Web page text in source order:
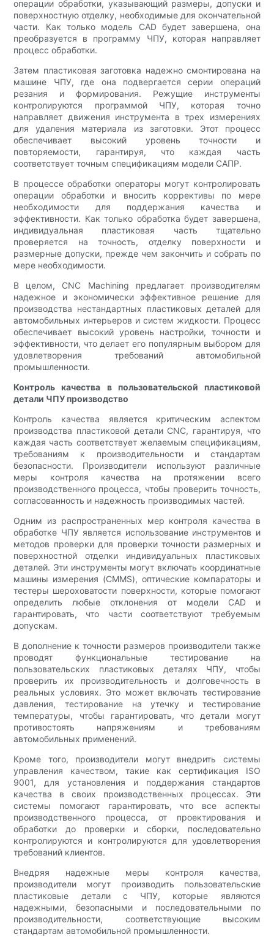
операции обработки, указывающий размеры, допуски и
поверхностную отделку, необходимые для окончательной
части. Как только модель CAD будет завершена, она
преобразуется в программу ЧПУ, которая направляет
процесс обработки.
Затем пластиковая заготовка надежно смонтирована на
машине ЧПУ, где она подвергается серии операций
резания и формирования. Режущие инструменты
контролируются программой ЧПУ, которая точно
направляет движения инструмента в трех измерениях
для удаления материала из заготовки. Этот процесс
обеспечивает высокий уровень точности и
повторяемости, гарантируя, что каждая часть
соответствует точным спецификациям модели САПР.
В процессе обработки операторы могут контролировать
операции обработки и вносить коррективы по мере
необходимости для поддержания качества и
эффективности. Как только обработка будет завершена,
индивидуальная пластиковая часть тщательно
проверяется на точность, отделку поверхности и
размерные допуски, прежде чем закончить и собрать по
мере необходимости.
В целом, CNC Machining предлагает производителям
надежное и экономически эффективное решение для
производства нестандартных пластиковых деталей для
автомобильных интерьеров и систем жидкости. Процесс
обеспечивает высокий уровень настройки, точности и
эффективности, что делает его популярным выбором для
удовлетворения требований автомобильной
промышленности.
Контроль качества в пользовательской пластиковой
детали ЧПУ производство
Контроль качества является критическим аспектом
производства пластиковой детали CNC, гарантируя, что
каждая часть соответствует желаемым спецификациям,
требованиям к производительности и стандартам
безопасности. Производители используют различные
меры контроля качества на протяжении всего
производственного процесса, чтобы проверить точность,
согласованность и надежность производимых частей.
Одним из распространенных мер контроля качества в
обработке ЧПУ является использование инструментов и
методов проверки для проверки точности размерных и
поверхностной отделки индивидуальных пластиковых
деталей. Эти инструменты могут включать координатные
машины измерения (CMMS), оптические компараторы и
тестеры шероховатости поверхности, которые помогают
определить любые отклонения от модели CAD и
гарантировать, что части соответствуют требуемым
допускам.
В дополнение к точности размеров производители также
проводят функциональные тестирование на
пользовательских пластиковых деталях ЧПУ, чтобы
проверить их производительность и долговечность в
реальных условиях. Это может включать тестирование
давления, тестирование на утечку и тестирование
температуры, чтобы гарантировать, что детали могут
противостоять напряжениям и требованиям
автомобильных применений.
Кроме того, производители могут внедрить системы
управления качеством, такие как сертификация ISO
9001, для установления и поддержания стандартов
качества в своих производственных процессах. Эти
системы помогают гарантировать, что все аспекты
производственного процесса, от проектирования и
обработки до проверки и сборки, последовательно
контролируются и контролируются для удовлетворения
требований клиентов.
Внедряя надежные меры контроля качества,
производители могут производить пользовательские
пластиковые детали с ЧПУ, которые являются
надежными, безопасными и последовательными по
производительности, соответствующие высоким
стандартам автомобильной промышленности.